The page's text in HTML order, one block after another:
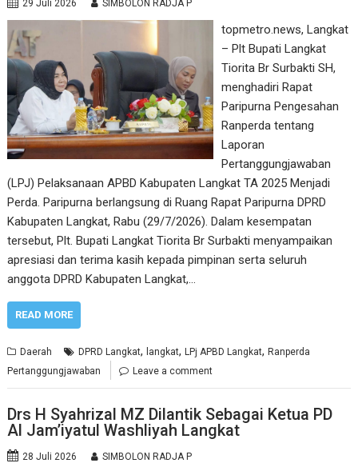
29 Juli 2026 SIMBOLON RADJA P
topmetro.news, Langkat
– Plt Bupati Langkat
Tiorita Br Surbakti SH,
menghadiri Rapat
Paripurna Pengesahan
Ranperda tentang
Laporan
Pertanggungjawaban
(LPJ) Pelaksanaan APBD Kabupaten Langkat TA 2025 Menjadi
Perda. Paripurna berlangsung di Ruang Rapat Paripurna DPRD
Kabupaten Langkat, Rabu (29/7/2026). Dalam kesempatan
tersebut, Plt. Bupati Langkat Tiorita Br Surbakti menyampaikan
apresiasi dan terima kasih kepada pimpinan serta seluruh
anggota DPRD Kabupaten Langkat,…
READ MORE
Daerah DPRD Langkat, langkat,LPj APBD Langkat,Ranperda
Pertanggungjawaban
Leave a comment
Drs H Syahrizal MZ Dilantik Sebagai Ketua PD
Al Jam’iyatul Washliyah Langkat
28 Juli 2026 SIMBOLON RADJA P